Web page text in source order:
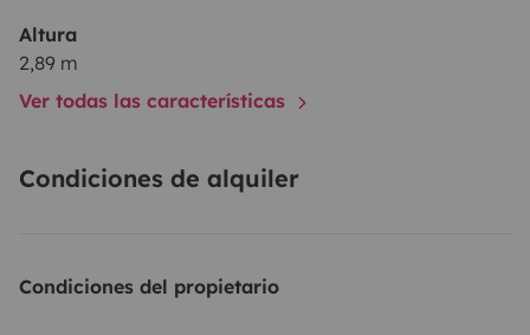
Altura
2,89 m
Ver todas las características
Condiciones de alquiler
Condiciones del propietario